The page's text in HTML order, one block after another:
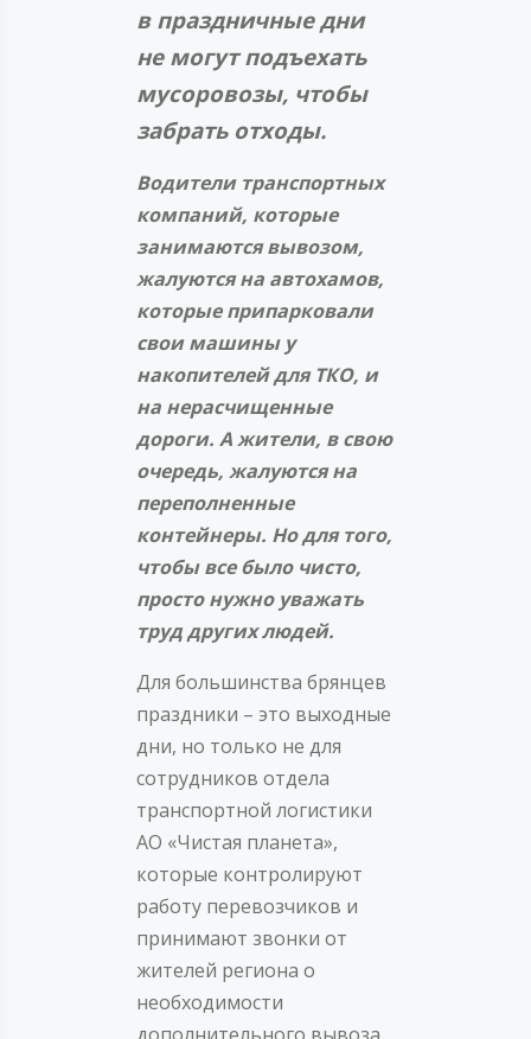
в праздничные дни
не могут подъехать
мусоровозы, чтобы
забрать отходы.
Водители транспортных
компаний, которые
занимаются вывозом,
жалуются на автохамов,
которые припарковали
свои машины у
накопителей для ТКО, и
на нерасчищенные
дороги. А жители, в свою
очередь, жалуются на
переполненные
контейнеры. Но для того,
чтобы все было чисто,
просто нужно уважать
труд других людей.
Для большинства брянцев
праздники – это выходные
дни, но только не для
сотрудников отдела
транспортной логистики
АО «Чистая планета»,
которые контролируют
работу перевозчиков и
принимают звонки от
жителей региона о
необходимости